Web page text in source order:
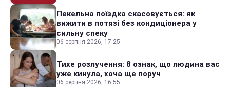
Пекельна поїздка скасовується: як
вижити в потязі без кондиціонера у
сильну спеку
06 серпня 2026, 17:25
Тихе розлучення: 8 ознак, що людина вас
уже кинула, хоча ще поруч
06 серпня 2026, 16:55